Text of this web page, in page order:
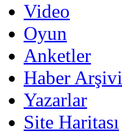
Video
Oyun
Anketler
Haber Arşivi
Yazarlar
Site Haritası